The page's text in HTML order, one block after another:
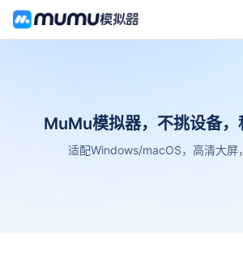
MuMu模拟器，不挑设备，
适配Windows/macOS，高清大屏